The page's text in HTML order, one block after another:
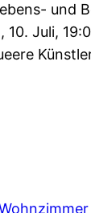
und
Juli,